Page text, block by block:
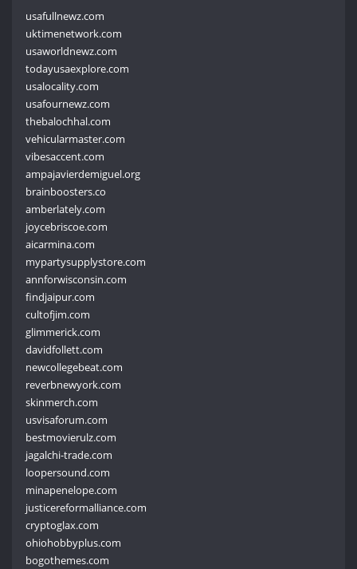
usafullnewz.com
uktimenetwork.com
usaworldnewz.com
todayusaexplore.com
usalocality.com
usafournewz.com
thebalochhal.com
vehicularmaster.com
vibesaccent.com
ampajavierdemiguel.org
brainboosters.co
amberlately.com
joycebriscoe.com
aicarmina.com
mypartysupplystore.com
annforwisconsin.com
findjaipur.com
cultofjim.com
glimmerick.com
davidfollett.com
newcollegebeat.com
reverbnewyork.com
skinmerch.com
usvisaforum.com
bestmovierulz.com
jagalchi-trade.com
loopersound.com
minapenelope.com
justicereformalliance.com
cryptoglax.com
ohiohobbyplus.com
bogothemes.com